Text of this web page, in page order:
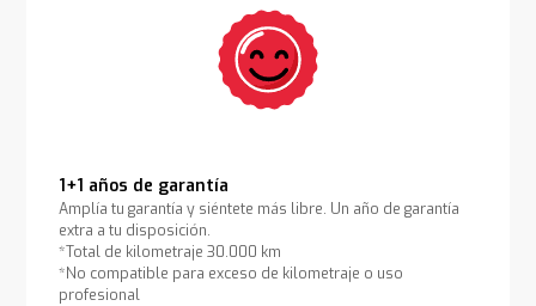
1+1 años de garantía
Amplía tu garantía y siéntete más libre. Un año de garantía
extra a tu disposición.
*Total de kilometraje 30.000 km
*No compatible para exceso de kilometraje o uso
profesional